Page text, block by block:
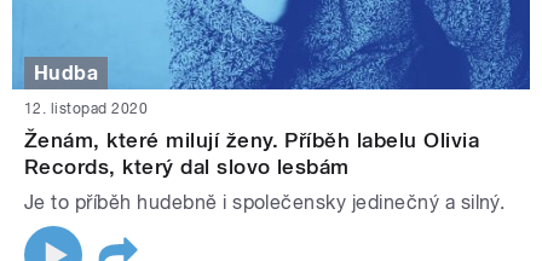
Hudba
12. listopad 2020
Ženám, které milují ženy. Příběh labelu Olivia
Records, který dal slovo lesbám
Je to příběh hudebně i společensky jedinečný a silný.